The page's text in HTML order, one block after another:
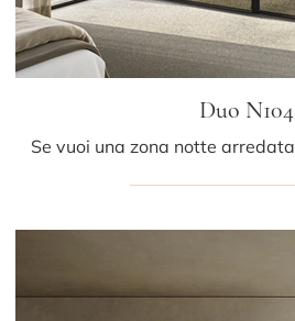
Duo N104